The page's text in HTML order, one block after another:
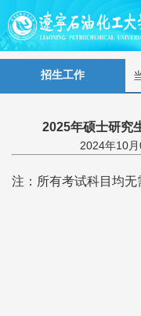
招生工作
2025年硕士研究
2024年10
注：所有考试科目均无